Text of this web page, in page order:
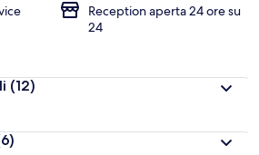
Reception aperta 24 ore su
24
(12)